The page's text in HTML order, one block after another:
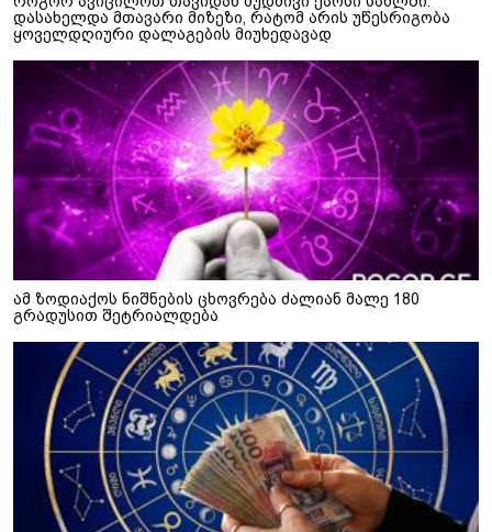
დასახელდა მთავარი მიზეზი, რატომ არის უწესრიგობა
ყოველდღიური დალაგების მიუხედავად
ამ ზოდიაქოს ნიშნების ცხოვრება ძალიან მალე 180
გრადუსით შეტრიალდება